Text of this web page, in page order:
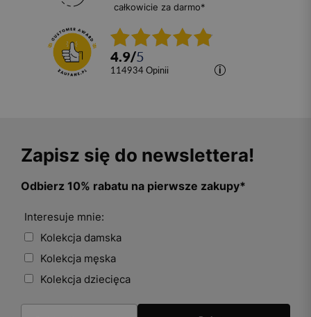
całkowicie za darmo*
4.9/5
114934 opinii
Zapisz się do newslettera!
Odbierz 10% rabatu na pierwsze zakupy*
Interesuje mnie:
Kolekcja damska
Kolekcja męska
Kolekcja dziecięca